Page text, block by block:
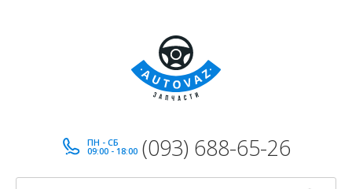
ПН - СБ
09:00 - 18:00 (093) 688-65-26